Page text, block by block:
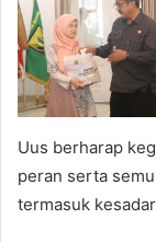
Uus berharap
peran serta
termasuk